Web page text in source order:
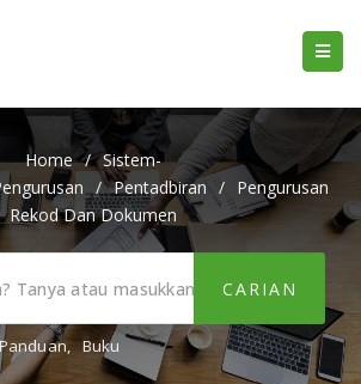
Home / Sistem-
/ Pentadbiran /
Pengurusan
Rekod Dan Dokumen
, Buku